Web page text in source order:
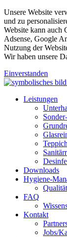
Unsere Website
und zu
Website kann auch
Adsense, Google
Nutzung der
Wir haben unsere
Einverstanden
Leistungen
Downloads
Hygiene-
FAQ
Kontakt
Jobs/